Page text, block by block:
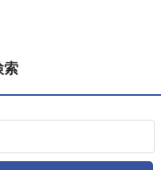
索